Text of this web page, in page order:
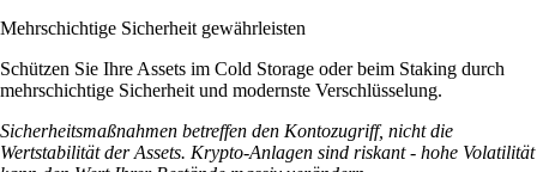
Mehrschichtige Sicherheit gewährleisten
Schützen Sie Ihre Assets im Cold Storage oder beim Staking durch
mehrschichtige Sicherheit und modernste Verschlüsselung.
Sicherheitsmaßnahmen betreffen den Kontozugriff, nicht die
Wertstabilität der Assets. Krypto-Anlagen sind riskant - hohe Volatilität